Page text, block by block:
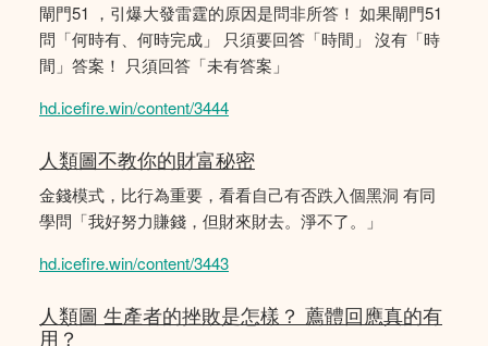
閘門51 ，引爆大發雷霆的原因是問非所答！ 如果閘門51
問「何時有、何時完成」 只須要回答「時間」 沒有「時
間」答案！ 只須回答「未有答案」
hd.icefire.win/content/3444
人類圖不教你的財富秘密
金錢模式，比行為重要，看看自己有否跌入個黑洞 有同
學問「我好努力賺錢，但財來財去。淨不了。」
hd.icefire.win/content/3443
人類圖 生產者的挫敗是怎樣？ 薦體回應真的有
用？